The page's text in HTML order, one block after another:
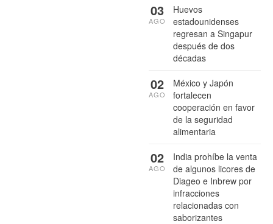
Huevos
estadounidenses
regresan a Singapur
después de dos
décadas
03
AGO
México y Japón
fortalecen
cooperación en favor
de la seguridad
alimentaria
02
AGO
India prohíbe la venta
de algunos licores de
Diageo e Inbrew por
infracciones
relacionadas con
saborizantes
02
AGO